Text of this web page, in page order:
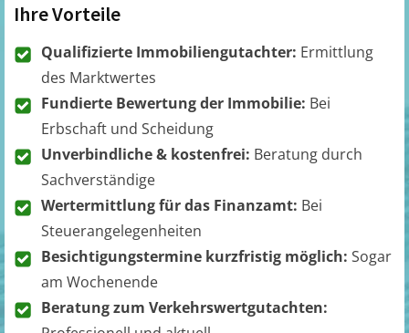
Ihre Vorteile
Qualifizierte Immobiliengutachter: Ermittlung
des Marktwertes
Fundierte Bewertung der Immobilie: Bei
Erbschaft und Scheidung
Unverbindliche & kostenfrei: Beratung durch
Sachverständige
Wertermittlung für das Finanzamt: Bei
Steuerangelegenheiten
Besichtigungstermine kurzfristig möglich: Sogar
am Wochenende
Beratung zum Verkehrswertgutachten: